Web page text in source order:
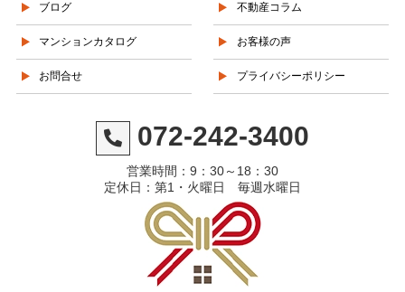
ブログ 不動産コラム
マンションカタログ お客様の声
お問合せ プライバシーポリシー
072-242-3400
営業時間：9：30～18：30
定休日：第1・火曜日 毎週水曜日